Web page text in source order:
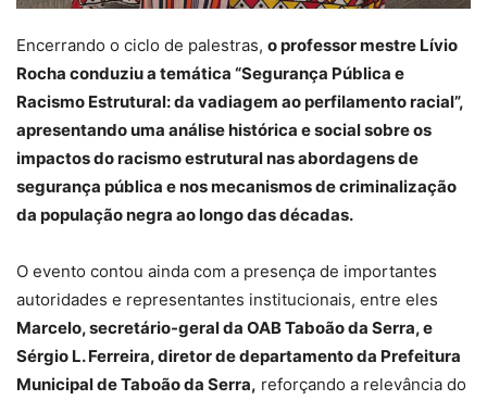
Encerrando o ciclo de palestras, o professor mestre Lívio
Rocha conduziu a temática “Segurança Pública e
Racismo Estrutural: da vadiagem ao perfilamento racial”,
apresentando uma análise histórica e social sobre os
impactos do racismo estrutural nas abordagens de
segurança pública e nos mecanismos de criminalização
da população negra ao longo das décadas.
O evento contou ainda com a presença de importantes
autoridades e representantes institucionais, entre eles
Marcelo, secretário-geral da OAB Taboão da Serra, e
Sérgio L. Ferreira, diretor de departamento da Prefeitura
Municipal de Taboão da Serra, reforçando a relevância do